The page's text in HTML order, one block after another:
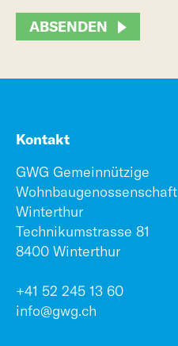
ABSENDEN
Kontakt
GWG Gemeinnützige
Wohnbaugenossenschaft
Winterthur
Technikumstrasse 81
8400 Winterthur
+41 52 245 13 60
info@gwg.ch